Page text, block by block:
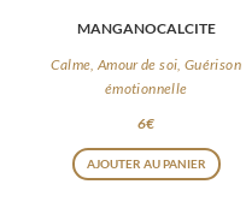
MANGANOCALCITE
Calme, Amour de soi, Guérison
émotionnelle
6€
AJOUTER AU PANIER